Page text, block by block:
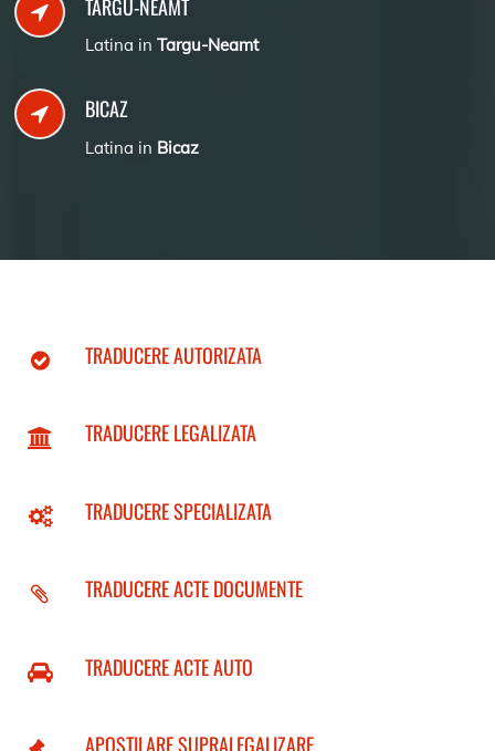
TARGU-NEAMT
Latina in Targu-Neamt
BICAZ
Latina in Bicaz
TRADUCERE AUTORIZATA
TRADUCERE LEGALIZATA
TRADUCERE SPECIALIZATA
TRADUCERE ACTE DOCUMENTE
TRADUCERE ACTE AUTO
APOSTILARE SUPRALEGALIZARE